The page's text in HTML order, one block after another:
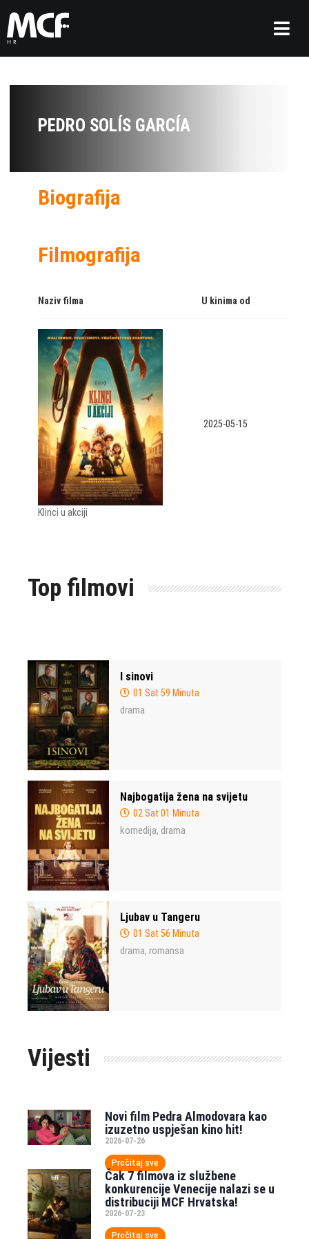
PEDRO SOLÍS GARCÍA
Biografija
Filmografija
Naziv filma U kinima od
Klinci u akciji
2025-05-15
Top filmovi
I sinovi
01 Sat 59 Minuta
drama
Najbogatija žena na svijetu
02 Sat 01 Minuta
komedija, drama
Ljubav u Tangeru
01 Sat 56 Minuta
drama, romansa
Vijesti
Novi film Pedra Almodovara kao
izuzetno uspješan kino hit!
2026-07-26
Pročitaj sve
Čak 7 filmova iz službene
konkurencije Venecije nalazi se u
distribuciji MCF Hrvatska!
2026-07-23
Pročitaj sve